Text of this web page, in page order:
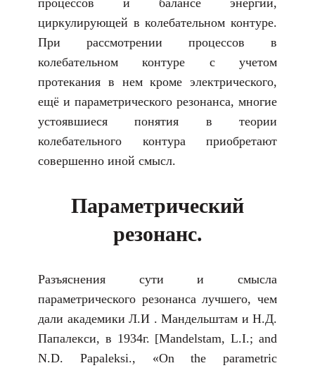
процессов и балансе энергии,
циркулирующей в колебательном контуре.
При рассмотрении процессов в
колебательном контуре с учетом
протекания в нем кроме электрического,
ещё и параметрического резонанса, многие
устоявшиеся понятия в теории
колебательного контура приобретают
совершенно иной смысл.
Параметрический
резонанс.
Разъяснения сути и смысла
параметрического резонанса лучшего, чем
дали академики Л.И . Мандельштам и Н.Д.
Папалекси, в 1934г. [Mandelstam, L.I.; and
N.D. Papaleksi., «On the parametric